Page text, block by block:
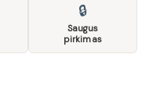
🔒
Saugus
pirkimas